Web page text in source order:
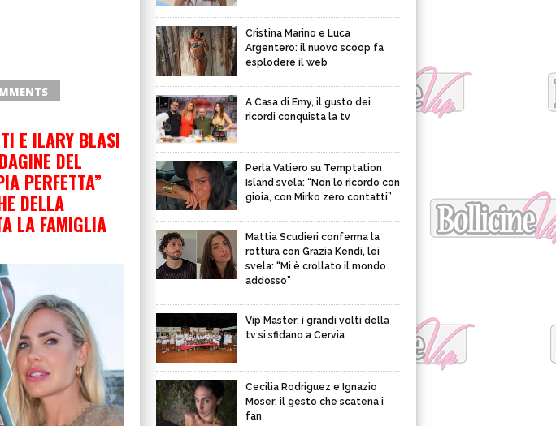
E ILARY BLASI
DEL
PERFETTA”
DELLA
LA FAMIGLIA
Cristina Marino e Luca
Argentero: il nuovo scoop fa
esplodere il web
A Casa di Emy, il gusto dei
ricordi conquista la tv
Perla Vatiero su Temptation
Island svela: “Non lo ricordo con
gioia, con Mirko zero contatti”
Mattia Scudieri conferma la
rottura con Grazia Kendi, lei
svela: “Mi è crollato il mondo
addosso”
Vip Master: i grandi volti della
tv si sfidano a Cervia
Cecilia Rodriguez e Ignazio
Moser: il gesto che scatena i
fan